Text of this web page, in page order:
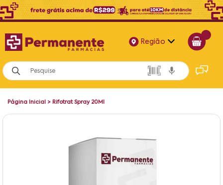
Região
Alagoas
Bahia
Página Inicial > Rifotrat Spray 20Ml